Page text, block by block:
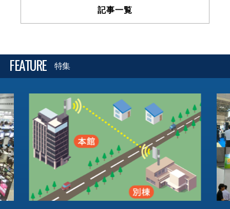
記事一覧
FEATURE 特集